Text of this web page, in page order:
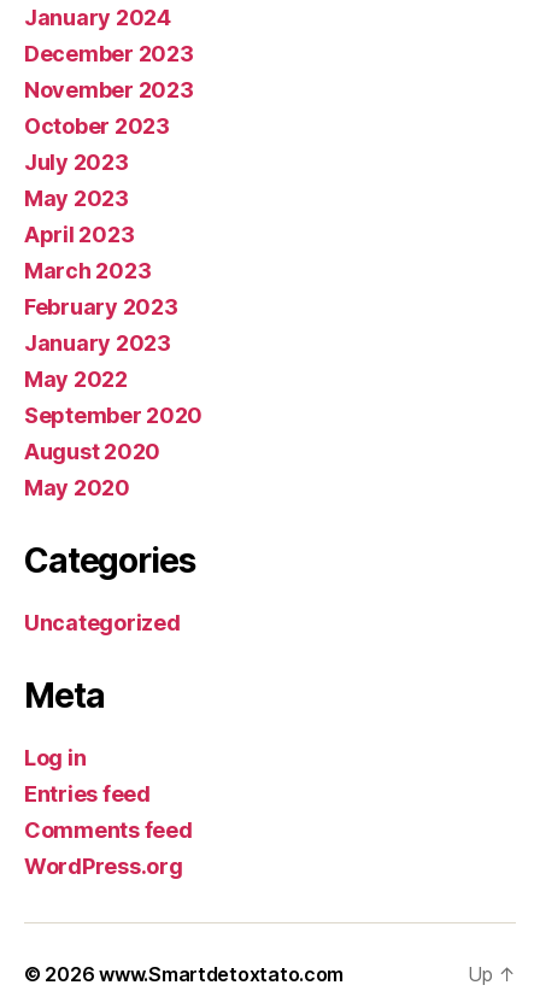
January 2024
December 2023
November 2023
October 2023
July 2023
May 2023
April 2023
March 2023
February 2023
January 2023
May 2022
September 2020
August 2020
May 2020
Categories
Uncategorized
Meta
Log in
Entries feed
Comments feed
WordPress.org
© 2026www.Smartdetoxtato.com Up ↑